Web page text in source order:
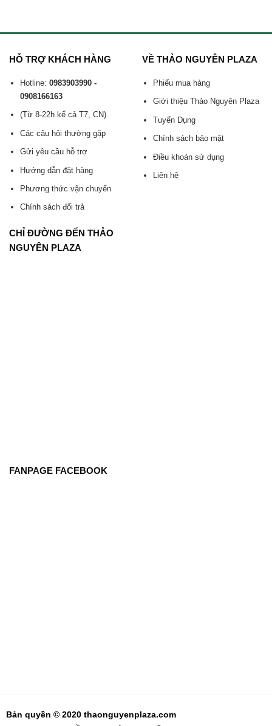
HỖ TRỢ KHÁCH HÀNG
Hotline: 0983903990 -
0908166163
(Từ 8-22h kể cả T7, CN)
Các câu hỏi thường gặp
Gửi yêu cầu hỗ trợ
Hướng dẫn đặt hàng
Phương thức vận chuyển
Chính sách đổi trả
VỀ THẢO NGUYÊN PLAZA
Phiếu mua hàng
Giới thiệu Thảo Nguyên Plaza
Tuyển Dụng
Chính sách bảo mật
Điều khoản sử dụng
Liên hệ
CHỈ ĐƯỜNG ĐẾN THẢO
NGUYÊN PLAZA
FANPAGE FACEBOOK
Bản quyền © 2020 thaonguyenplaza.com